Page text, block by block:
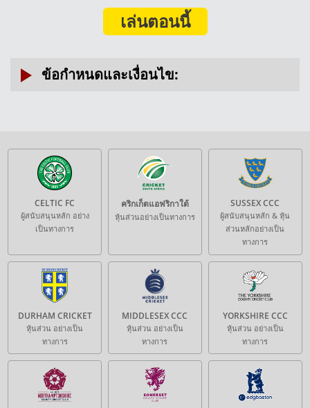
เล่นตอนนี้
ข้อกำหนดและเงื่อนไข:
หากไม่ได้กรอกแบบฟอร์มลงทะเบียนในช่วงโปรโมชั่นและทำการ
วางเดิมพันก่อน
จะถือว่าสมาชิกไม่ได้รับสิทธิ์ในการเข้าร่วมโปรโมชั่นนี้
สมาชิกจะต้องพิชิตข้อกำหนดขั้นต่ำสำหรับตัวเลือกใด ๆ ด้านล่าง
ในระหว่างวันโปรโมชั่น
ตัว
เลือก
ยอดฝากขั้นต่ำราย
วางเดิมพันขั้นต่ำราย
วัน
ฟรีสปินราย
วัน
1
30
50
3
1,700 10,000
80
วันโปรโมชั่นเริ่มนับตั้งแต่เวลา 00:00 น. ถึง 23:59 น. (GMT+8)
ฟรีสปินจะปรับในวันถัดไป
สมาชิกมีสิทธิ์รับฟรีสปินได้เพียงครั้งเดียวต่อวัน อย่างไรก็ตาม
สมาชิกยังคงสามารถรับฟรีสปินในวันถัดไป โดยจะต้องปฏิบัติตาม
ข้อกำหนดและเงื่อนไขที่ตั้งไว้และเป็นหนึ่งในสมาชิก1,000 คนแรก
สมาชิกจะต้องกดรับฟรีสปินจึงจะสามารถรับสิทธิ์ได้สำเร็จ
ฟรีสปินสามารถใช้ได้กับเกมดังต่อไปนี้:
Age of the Gods Norse: King of Asgard
Better Wilds
Sorcerer's Guild of Magic
CELTIC FC
ผู้สนับสนุนหลัก อย่าง
เป็นทางการ
คริกเก็ตแอฟริกาใต้
หุ้นส่วนอย่างเป็นทางการ
SUSSEX CCC
ผู้สนับสนุนหลัก & หุ้น
ส่วนหลักอย่างเป็น
ทางการ
DURHAM CRICKET
หุ้นส่วน อย่างเป็น
ทางการ
MIDDLESEX CCC
หุ้นส่วน อย่างเป็น
ทางการ
YORKSHIRE CCC
หุ้นส่วน อย่างเป็น
ทางการ